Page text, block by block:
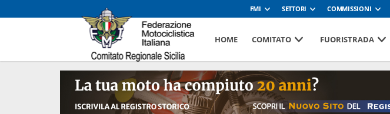
FMI SETTORI COMMISSIONI
HOME COMITATO FUORISTRADA